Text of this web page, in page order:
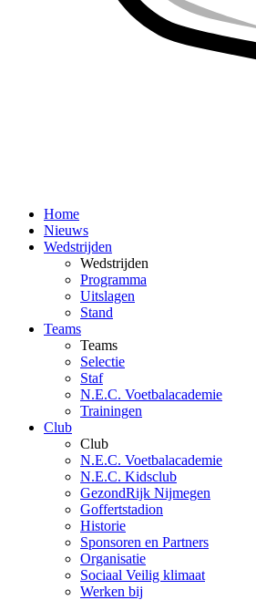
Home
Nieuws
Wedstrijden
Wedstrijden
Programma
Uitslagen
Stand
Teams
Teams
Selectie
Staf
N.E.C. Voetbalacademie
Trainingen
Club
Club
N.E.C. Voetbalacademie
N.E.C. Kidsclub
GezondRijk Nijmegen
Goffertstadion
Historie
Sponsoren en Partners
Organisatie
Sociaal Veilig klimaat
Werken bij